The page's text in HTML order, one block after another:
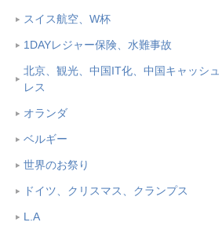
スイス航空、W杯
1DAYレジャー保険、水難事故
北京、観光、中国IT化、中国キャッシュ
レス
オランダ
ベルギー
世界のお祭り
ドイツ、クリスマス、クランプス
L.A